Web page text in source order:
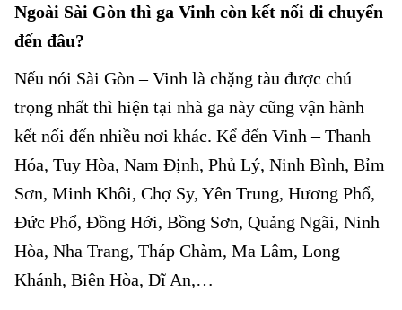
Ngoài Sài Gòn thì ga Vinh còn kết nối di chuyển
đến đâu?
Nếu nói Sài Gòn – Vinh là chặng tàu được chú
trọng nhất thì hiện tại nhà ga này cũng vận hành
kết nối đến nhiều nơi khác. Kể đến Vinh – Thanh
Hóa, Tuy Hòa, Nam Định, Phủ Lý, Ninh Bình, Bỉm
Sơn, Minh Khôi, Chợ Sy, Yên Trung, Hương Phổ,
Đức Phổ, Đồng Hới, Bồng Sơn, Quảng Ngãi, Ninh
Hòa, Nha Trang, Tháp Chàm, Ma Lâm, Long
Khánh, Biên Hòa, Dĩ An,…